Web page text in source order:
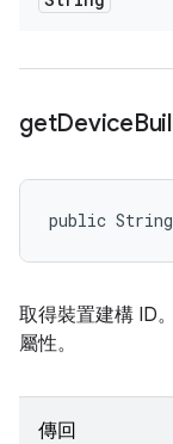
getDevice
public
取得裝置建構 ID
屬性。
傳回